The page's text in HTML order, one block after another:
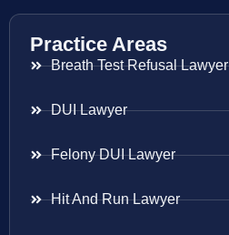
Practice Areas
Breath Test Refusal Lawyer
DUI Lawyer
Felony DUI Lawyer
Hit And Run Lawyer